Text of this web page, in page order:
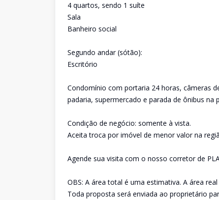
4 quartos, sendo 1 suíte
Sala
Banheiro social
Segundo andar (sótão):
Escritório
Condomínio com portaria 24 horas, câmeras
padaria, supermercado e parada de ônibus na
Condição de negócio: somente à vista.
Aceita troca por imóvel de menor valor na
Agende sua visita com o nosso corretor de
OBS: A área total é uma estimativa. A área
Toda proposta será enviada ao proprietário